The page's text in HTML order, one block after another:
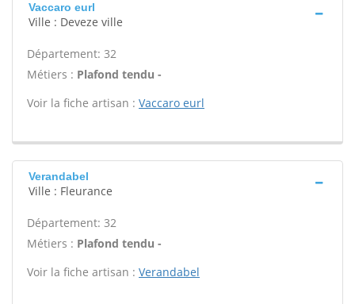
Vaccaro eurl
Ville : Deveze ville
Département: 32
Métiers : Plafond tendu -
Voir la fiche artisan : Vaccaro eurl
Verandabel
Ville : Fleurance
Département: 32
Métiers : Plafond tendu -
Voir la fiche artisan : Verandabel